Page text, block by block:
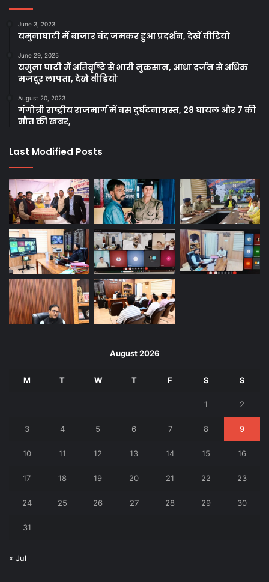
June 3, 2023
यमुनाघाटी में बाजार बंद जमकर हुआ प्रदर्शन, देखें वीडियो
June 29, 2025
यमुना घाटी में अतिवृष्टि से भारी नुकसान, आधा दर्जन से अधिक
मजदूर लापता, देखे वीडियो
August 20, 2023
गंगोत्री राष्ट्रीय राजमार्ग में बस दुर्घटनाग्रस्त, 28 घायल और 7 की
मौत की खबर,
Last Modified Posts
August 2026
M T W T F S S
1 2
3 4 5 6 7 8 9
10 11 12 13 14 15 16
17 18 19 20 21 22 23
24 25 26 27 28 29 30
31
« Jul